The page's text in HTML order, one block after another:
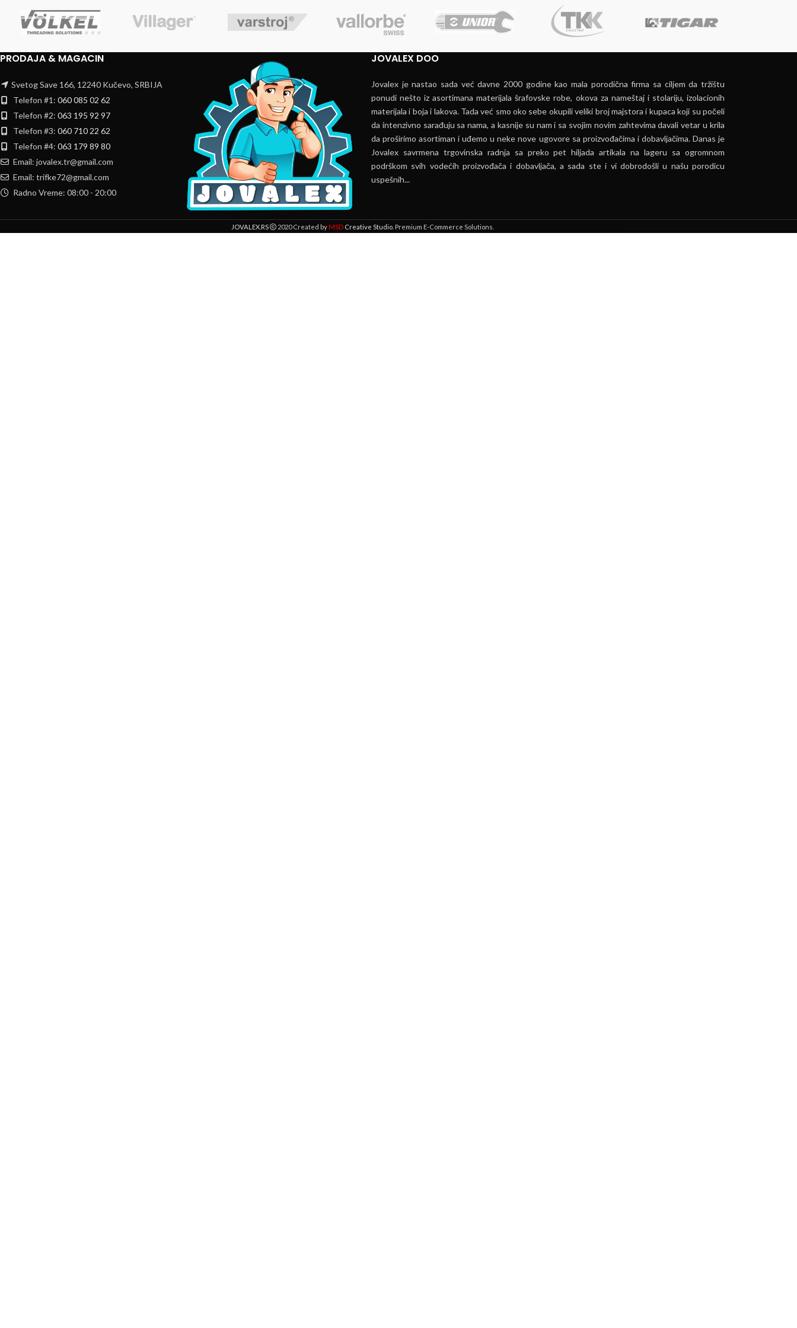
PRODAJA & MAGACIN
Svetog Save 166, 12240 Kučevo, SRBIJA
Telefon #1: 060 085 02 62
Telefon #2: 063 195 92 97
Telefon #3: 060 710 22 62
Telefon #4: 063 179 89 80
Email: jovalex.tr@gmail.com
Email: trifke72@gmail.com
Radno Vreme: 08:00 - 20:00
JOVALEX DOO
Jovalex je nastao sada već davne 2000 godine kao mala porodična firma sa ciljem da tržištu
ponudi nešto iz asortimana materijala šrafovske robe, okova za nameštaj i stolariju, izolacionih
materijala i boja i lakova. Tada već smo oko sebe okupili veliki broj majstora i kupaca koji su počeli
da intenzivno sarađuju sa nama, a kasnije su nam i sa svojim novim zahtevima davali vetar u krila
da proširimo asortiman i uđemo u neke nove ugovore sa proizvođačima i dobavljačima. Danas je
Jovalex savrmena trgovinska radnja sa preko pet hiljada artikala na lageru sa ogromnom
podrškom svih vodećih proizvođača i dobavljača, a sada ste i vi dobrodošli u našu porodicu
uspešnih...
JOVALEX.RS 2020 Created byMSDCreative Studio. Premium E-Commerce Solutions.